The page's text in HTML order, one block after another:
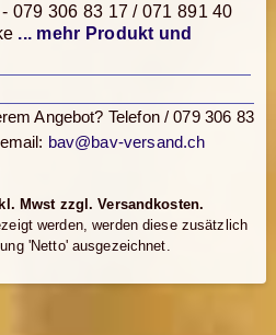
079 306 83 17 / 071 891 40
... mehr Produkt und
Angebot? Telefon / 079 306 83
bav@bav-versand.ch
Mwst zzgl. Versandkosten.
werden, werden diese zusätzlich
'Netto' ausgezeichnet.